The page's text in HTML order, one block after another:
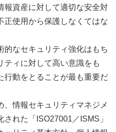
報資産に対して適切な安全対
正使用から保護しなくてはな
的なセキュリティ強化はもち
ティに対して高い意識をも
行動をとることが最も重要だ
、情報セキュリティマネジメ
れた「ISO27001／ISMS」